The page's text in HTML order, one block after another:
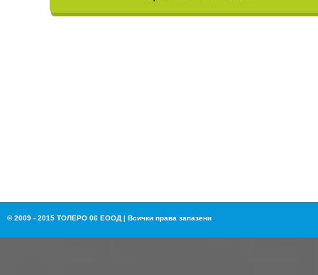
© 2009 - 2015 ТОЛЕРО 06 ЕООД | Всички права запазени